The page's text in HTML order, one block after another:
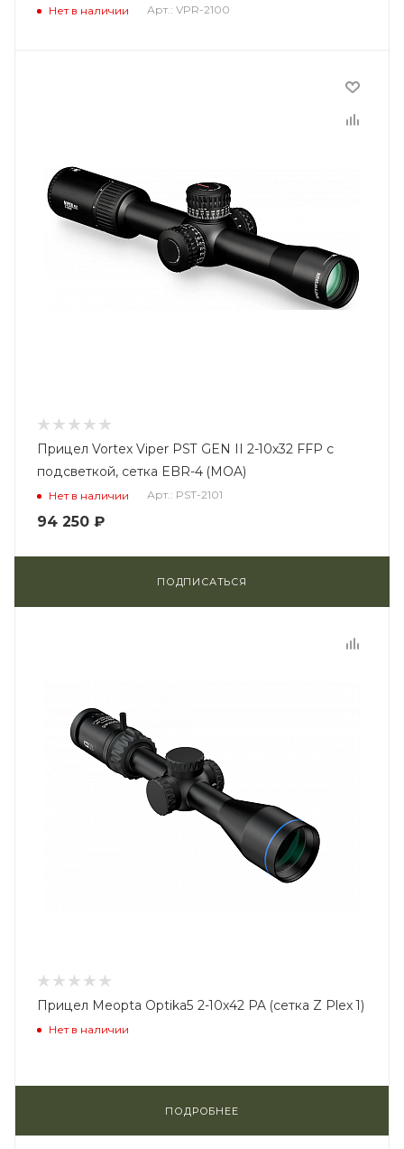
Нет в наличии Арт.: VPR-2100
Прицел Vortex Viper PST GEN II 2-10x32 FFP с
подсветкой, сетка EBR-4 (MOA)
Нет в наличии Арт.: PST-2101
94 250 ₽
ПОДПИСАТЬСЯ
Прицел Meopta Optika5 2-10x42 PA (сетка Z Plex 1)
Нет в наличии
ПОДРОБНЕЕ